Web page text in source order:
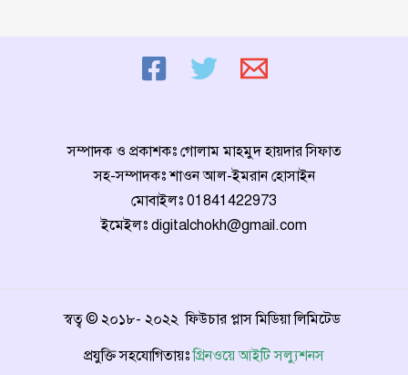
সম্পাদক ও প্রকাশকঃ গোলাম মাহমুদ হায়দার সিফাত
সহ-সম্পাদকঃ শাওন আল-ইমরান হোসাইন
মোবাইলঃ 01841422973
ইমেইলঃ digitalchokh@gmail.com
স্বত্ব © ২০১৮- ২০২২ ফিউচার প্লাস মিডিয়া লিমিটেড
প্রযুক্তি সহযোগিতায়ঃ গ্রিনওয়ে আইটি সল্যুশনস